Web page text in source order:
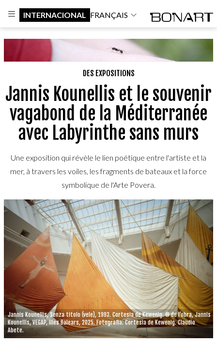
INTERNACIONAL FRANÇAIS
DES EXPOSITIONS
Jannis Kounellis et le souvenir
vagabond de la Méditerranée
avec Labyrinthe sans murs
Une exposition qui révèle le lien poétique entre l'artiste et la
mer, à travers les voiles, les fragments de bateaux et la force
symbolique de l'Arte Povera.
Jannis Kounellis, Senza titolo (vele), 1993. Cortesia de Kewenig. © de l'obra, Jannis
Kounellis, VEGAP, Illes Balears, 2025. Fotografia: Cortesia de Kewenig. Claudio
Abete.